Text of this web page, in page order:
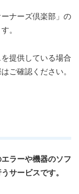
ナーズ倶楽部」の
。
提供している場合
ご確認ください。
ラーや機器のソフ
サービスです。